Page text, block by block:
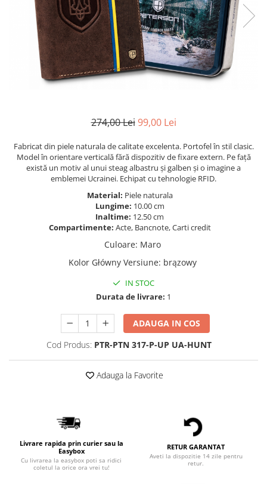
274,00 Lei 99,00 Lei
Fabricat din piele naturala de calitate excelenta. Portofel în stil clasic.
Model în orientare verticală fără dispozitiv de fixare extern. Pe față
există un motiv al unui steag albastru și galben și o imagine a
emblemei Ucrainei. Echipat cu tehnologie RFID.
Material: Piele naturala
Lungime: 10.00 cm
Inaltime: 12.50 cm
Compartimente: Acte, Bancnote, Carti credit
Culoare: Maro
Kolor Główny Versiune: brązowy
IN STOC
Durata de livrare: 1
ADAUGA IN COS
Cod Produs: PTR-PTN 317-P-UP UA-HUNT
Adauga la Favorite
Livrare rapida prin curier sau la
Easybox
Cu livrarea la easybox poti sa ridici
coletul la orice ora vrei tu!
RETUR GARANTAT
Aveti la dispozitie 14 zile pentru
retur.